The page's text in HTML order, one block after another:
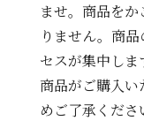
ませ。商品を
りません。商
セスが集中し
商品がご購入
めご了承くださ